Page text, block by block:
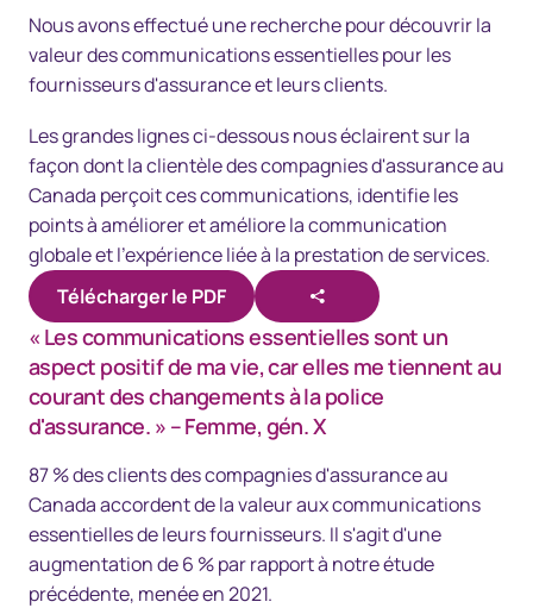
Nous avons effectué une recherche pour découvrir la
valeur des communications essentielles pour les
fournisseurs d'assurance et leurs clients.
Les grandes lignes ci-dessous nous éclairent sur la
façon dont la clientèle des compagnies d'assurance au
Canada perçoit ces communications, identifie les
points à améliorer et améliore la communication
globale et l'expérience liée à la prestation de services.
Télécharger le PDF
« Les communications essentielles sont un
aspect positif de ma vie, car elles me tiennent au
courant des changements à la police
d'assurance. » – Femme, gén. X
87 % des clients des compagnies d'assurance au
Canada accordent de la valeur aux communications
essentielles de leurs fournisseurs. Il s'agit d'une
augmentation de 6 % par rapport à notre étude
précédente, menée en 2021.